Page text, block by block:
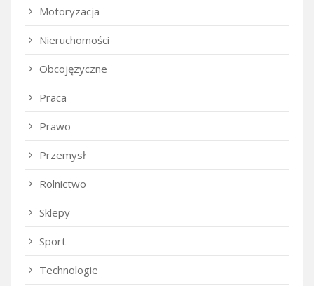
Motoryzacja
Nieruchomości
Obcojęzyczne
Praca
Prawo
Przemysł
Rolnictwo
Sklepy
Sport
Technologie